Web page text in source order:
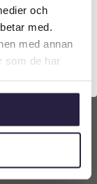
och
med.
med annan
som de har